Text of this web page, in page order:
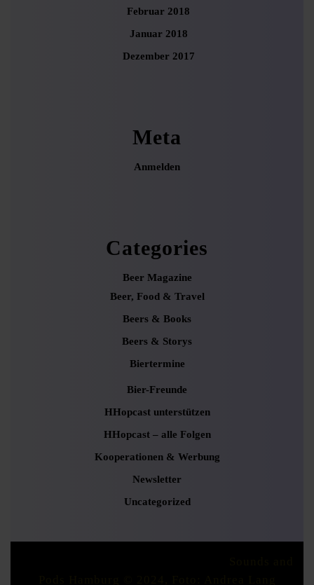
Februar 2018
Januar 2018
Dezember 2017
Meta
Anmelden
Categories
Beer Magazine
Beer, Food & Travel
Beers & Books
Beers & Storys
Biertermine
Bier-Freunde
HHopcast unterstützen
HHopcast – alle Folgen
Kooperationen & Werbung
Newsletter
Uncategorized